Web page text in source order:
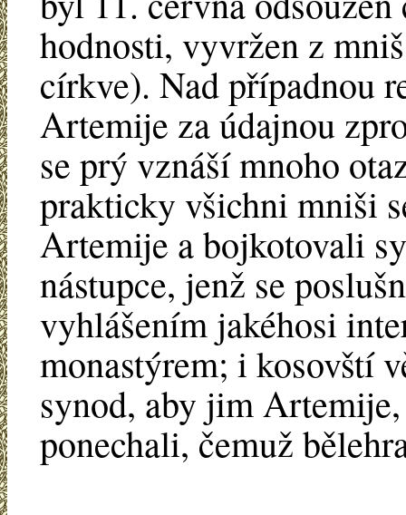
hodnosti, vyvržen z
církve). Nad případnou
Artemije za údajnou
se prý vznáší mnoho
prakticky všichni mniši
Artemije a bojkotovali
nástupce, jenž se
vyhlášením jakéhosi
monastýrem; i kosovští
synod, aby jim
ponechali, čemuž